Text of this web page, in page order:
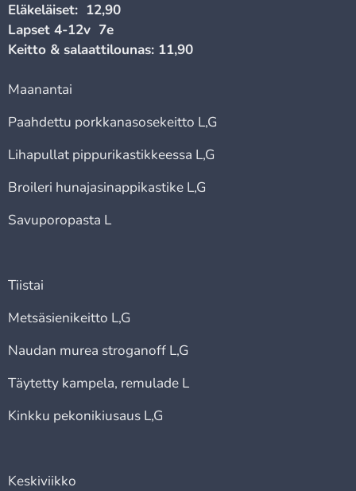
Eläkeläiset: 12,90
Lapset 4-12v 7e
Keitto & salaattilounas: 11,90
Maanantai
Paahdettu porkkanasosekeitto L,G
Lihapullat pippurikastikkeessa L,G
Broileri hunajasinappikastike L,G
Savuporopasta L
Tiistai
Metsäsienikeitto L,G
Naudan murea stroganoff L,G
Täytetty kampela, remulade L
Kinkku pekonikiusaus L,G
Keskiviikko